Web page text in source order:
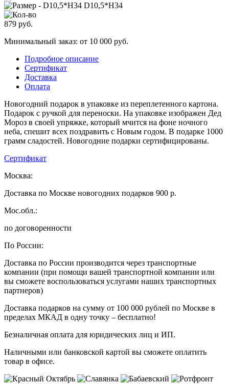
D10,5*H34
879 руб.
Минимальный заказ: от 10 000 руб.
Подробное описание
Сертификат
Доставка
Оплата
Новогодний подарок в упаковке из переплетенного картона.
Подарок с ручкой для переноски. На упаковке изображен Дед
Мороз в своей упряжке, который мчится на фоне ночного
неба, спешит всех поздравить с Новым годом. В подарке 1000
грамм сладостей. Новогодние подарки сертифицированы.
Сертификат
Москва:
Доставка по Москве новогодних подарков 900 р.
Мос.обл.:
по договоренности
По России:
Доставка по России производится через транспортные
компании (при помощи вашей транспортной компании или
вы сможете воспользоваться услугами наших транспортных
партнеров)
Доставка подарков на сумму от 100 000 рублей по Москве в
пределах МКАД в одну точку – бесплатно!
Безналичная оплата для юридических лиц и ИП.
Наличными или банковской картой вы сможете оплатить
товар в офисе.